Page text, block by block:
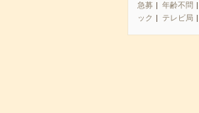
急募 年齢不問
ック
テレビ局